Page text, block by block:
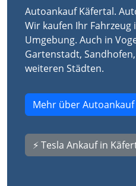
Autoankauf Käfertal.
Wir kaufen Ihr Fahrzeug
Umgebung. Auch in
Gartenstadt,
weiteren Städten.
Mehr über
⚡ Tesla Ankauf in